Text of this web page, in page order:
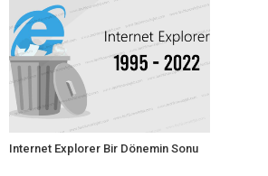
Internet Explorer Bir Dönemin Sonu